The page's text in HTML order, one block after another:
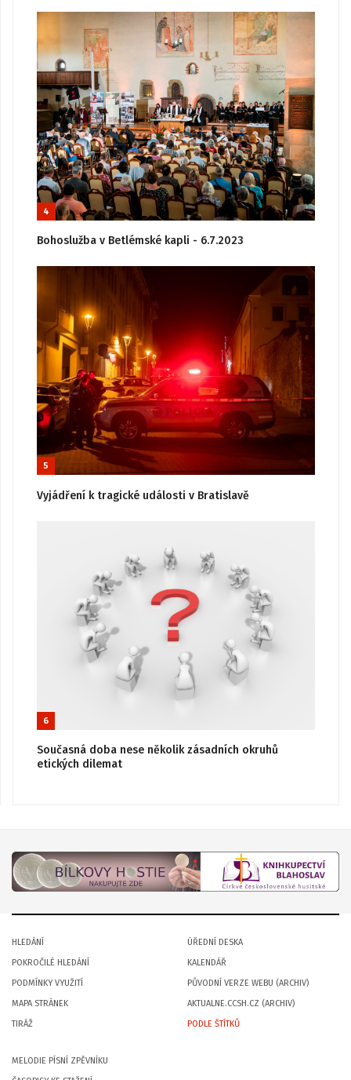
4
Bohoslužba v Betlémské kapli - 6.7.2023
5
Vyjádření k tragické události v Bratislavě
6
Současná doba nese několik zásadních okruhů
etických dilemat
HLEDÁNÍ
POKROČILÉ HLEDÁNÍ
PODMÍNKY VYUŽITÍ
MAPA STRÁNEK
TIRÁŽ
ÚŘEDNÍ DESKA
KALENDÁŘ
PŮVODNÍ VERZE WEBU (ARCHIV)
AKTUALNE.CCSH.CZ (ARCHIV)
PODLE ŠTÍTKŮ
MELODIE PÍSNÍ ZPĚVNÍKU